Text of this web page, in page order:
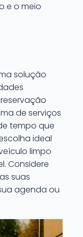
e o meio
solução
de serviços
tempo que
ideal
limpo
Considere
suas
agenda ou